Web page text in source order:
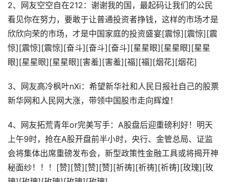
2、网友空空自在212：谢谢我的国，最起码让我们的公民
看见你在努力，要敢于让普通投资者挣钱，这样的市场才是
欣欣向荣的市场，才是中国家庭的投资盛宴[震惊][震惊][震
惊][震惊][震惊][奋斗][奋斗][奋斗][星星眼][星星眼][星星
眼][星星眼][星星眼][害羞][害羞][福][福][烟花][烟花]
3、网友高冷枫叶nXi：希望新华社和人民日报社自己的股票
新华网和人民网大涨，带领中国股市走向辉煌！
4、网友拓荒青年or完美写手：A股盘后迎重磅利好！明天
上午9时，抢在A股开盘前半小时，央行、金管总局、证监
会将集体出席重磅发布会，新型政策性金融工具或将揭开神
秘面纱！！！[赞][赞][赞][赞][祈祷][祈祷][祈祷][玫瑰][玫